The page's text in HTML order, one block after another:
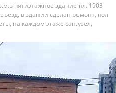
пятиэтажное здание пл. 1903
в здании сделан ремонт, пол
на каждом этаже сан.узел,
Сдается помещение
Размер комиссии: 50%;